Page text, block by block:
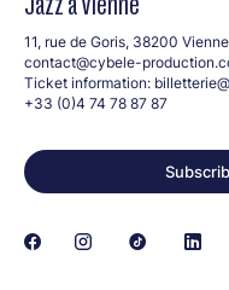
Groupe propulsé par
Line-up :
Léa Cuny-Bret
Franzie Rivère
11, rue de Goris, 38200 Vienne
contact@cybele-
Ticket information:
+33 (0)4 74 78 87 87